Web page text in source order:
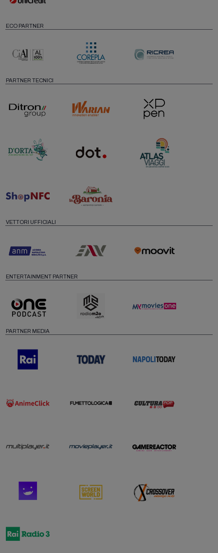
ECO PARTNER
PARTNER TECNICI
VETTORI UFFICIALI
ENTERTAINMENT PARTNER
PARTNER MEDIA